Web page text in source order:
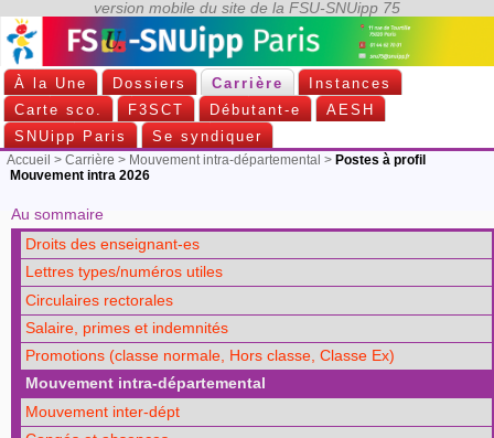
À la Une Dossiers Carrière
Instances
Carte sco.
F3SCT Débutant-e
AESH
SNUipp Paris
Se syndiquer
Accueil >Carrière > Mouvement intra-départemental > Postes à profil
Mouvement intra 2026
Au sommaire
Droits des enseignant-es
Lettres types/numéros utiles
Circulaires rectorales
Salaire, primes et indemnités
Promotions (classe normale, Hors classe, Classe Ex)
Mouvement intra-départemental
Mouvement inter-dépt